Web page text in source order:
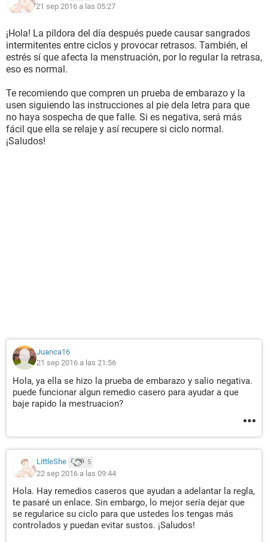
21 sep 2016 a las 05:27
¡Hola! La píldora del día después puede causar sangrados
intermitentes entre ciclos y provocar retrasos. También, el
estrés sí que afecta la menstruación, por lo regular la retrasa,
eso es normal.
Te recomiendo que compren un prueba de embarazo y la
usen siguiendo las instrucciones al pie dela letra para que
no haya sospecha de que falle. Si es negativa, será más
fácil que ella se relaje y así recupere si ciclo normal.
¡Saludos!
Juanca16
21 sep 2016 a las 21:56
Hola, ya ella se hizo la prueba de embarazo y salio negativa.
puede funcionar algun remedio casero para ayudar a que
baje rapido la mestruacion?
LittleShe 5
22 sep 2016 a las 09:44
Hola. Hay remedios caseros que ayudan a adelantar la regla,
te pasaré un enlace. Sin embargo, lo mejor sería dejar que
se regularice su ciclo para que ustedes los tengas más
controlados y puedan evitar sustos. ¡Saludos!